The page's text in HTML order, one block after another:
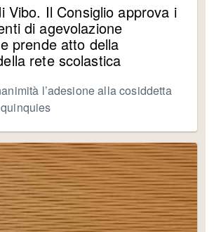
Vibo. Il Consiglio approva i
di agevolazione
prende atto della
rete scolastica
l’adesione alla cosiddetta